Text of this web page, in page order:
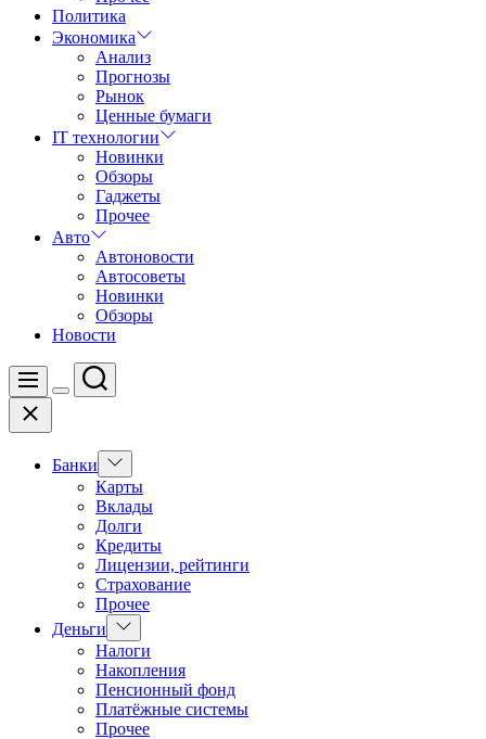
Политика
Экономика
Анализ
Прогнозы
Рынок
Ценные бумаги
IT технологии
Новинки
Обзоры
Гаджеты
Прочее
Авто
Автоновости
Автосоветы
Новинки
Обзоры
Новости
Меню
Цвет
Поиск
Закрыть
Банки
Показать
подменю
Карты
Вклады
Долги
Кредиты
Лицензии, рейтинги
Страхование
Прочее
Деньги
Показать
подменю
Налоги
Накопления
Пенсионный фонд
Платёжные системы
Прочее